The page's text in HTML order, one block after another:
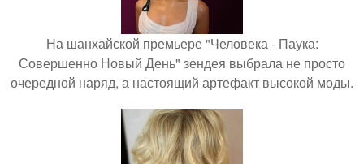
На шанхайской премьере "Человека - Паука:
Совершенно Новый День" зендея выбрала не просто
очередной наряд, а настоящий артефакт высокой моды.